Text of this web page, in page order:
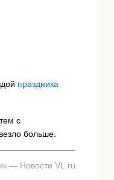
праздника
с
больше.
— Новости VL.ru